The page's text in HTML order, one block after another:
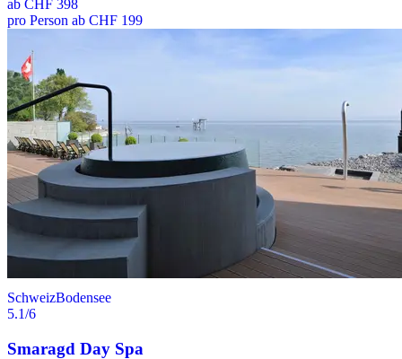
ab CHF 398
pro Person ab CHF 199
SchweizBodensee
5.1/6
Smaragd Day Spa